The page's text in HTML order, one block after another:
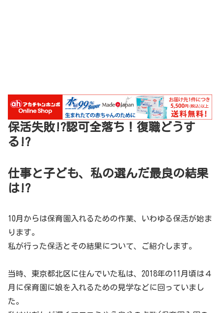
保活失敗!?認可全落ち！復職どうす
る!?
仕事と子ども、私の選んだ最良の結果
は!?
10月からは保育園入れるための作業、いわゆる保活が始ま
ります。
私が行った保活とその結果について、ご紹介します。
当時、東京都北区に住んでいた私は、2018年の11月頃は４
月に保育園に娘を入れるための見学などに回っていまし
た。